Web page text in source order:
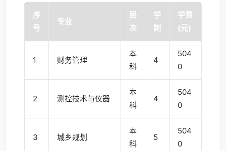
序
号
专业
层
次
学
制
学费
(元)
1 财务管理
本
科
4
504
0
2 测控技术与仪器
本
科
4
504
0
3 城乡规划
本
科
5
504
0